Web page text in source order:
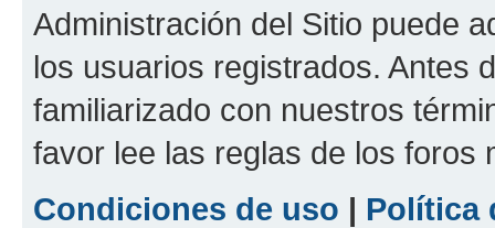
Administración del Sitio puede
los usuarios registrados. Antes
familiarizado con nuestros
favor lee las reglas de los foros
Condiciones de uso | Política